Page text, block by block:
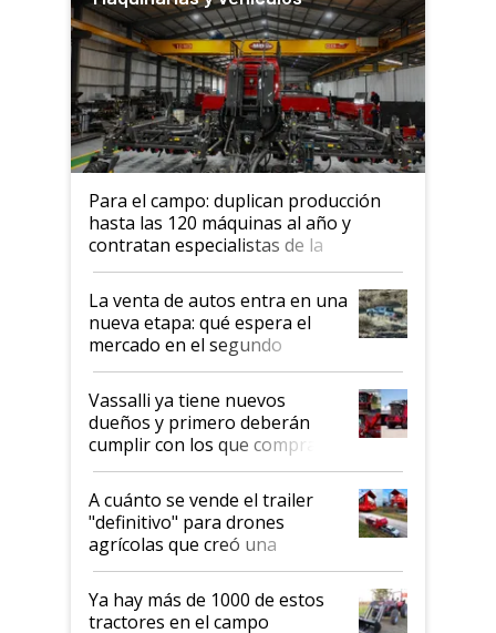
Para el campo: duplican producción
hasta las 120 máquinas al año y
contratan especialistas de la
industria automotriz para lograrlo
La venta de autos entra en una
nueva etapa: qué espera el
mercado en el segundo
semestre
Vassalli ya tiene nuevos
dueños y primero deberán
cumplir con los que compraron
cosechadoras y todavía no las
recibieron: quién está detrás
del rescate de la empresa
A cuánto se vende el trailer
"definitivo" para drones
agrícolas que creó una
empresa argentina: "Veíamos a
contratistas invirtiendo miles
de dólares en drones de última
Ya hay más de 1000 de estos
tractores en el campo